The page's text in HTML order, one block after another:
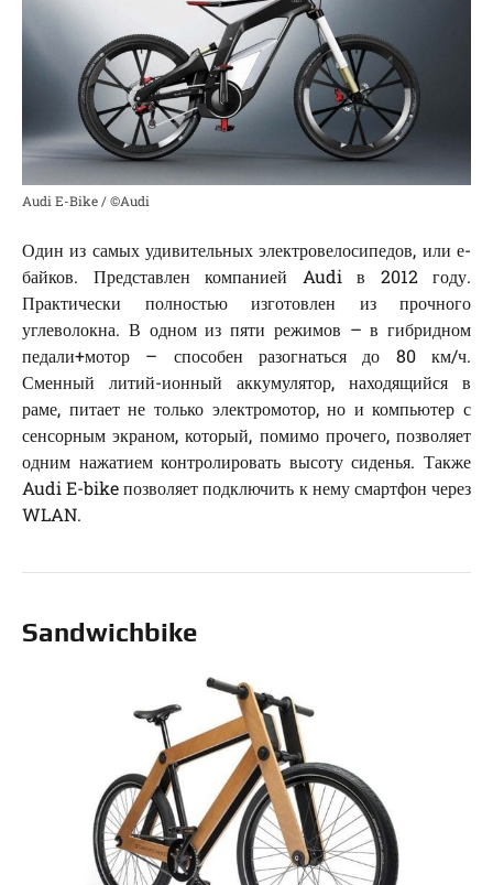
Audi E-Bike / ©Audi
Один из самых удивительных электровелосипедов, или е-
байков. Представлен компанией Audi в 2012 году.
Практически полностью изготовлен из прочного
углеволокна. В одном из пяти режимов – в гибридном
педали+мотор – способен разогнаться до 80 км/ч.
Сменный литий-ионный аккумулятор, находящийся в
раме, питает не только электромотор, но и компьютер с
сенсорным экраном, который, помимо прочего, позволяет
одним нажатием контролировать высоту сиденья. Также
Audi E-bike позволяет подключить к нему смартфон через
WLAN.
Sandwichbike